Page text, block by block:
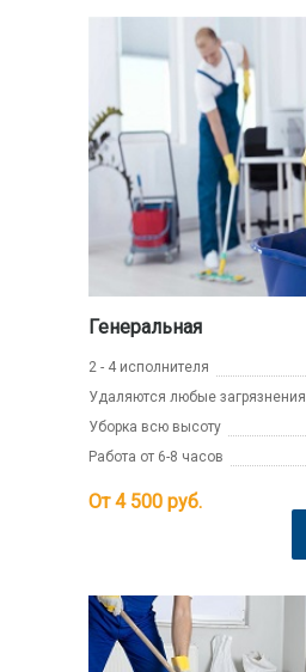
Генеральная
2 - 4 исполнителя
Удаляются любые загрязнения
Уборка всю высоту
Работа от 6-8 часов
От 4 500 руб.